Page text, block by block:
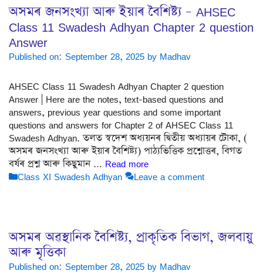
অসমৰ জনসংখ্যা আৰু ইয়াৰ বৈশিষ্ট্য – AHSEC
Class 11 Swadesh Adhyan Chapter 2 question
Answer
Published on: September 28, 2025 by Madhav
AHSEC Class 11 Swadesh Adhyan Chapter 2 question
Answer | Here are the notes, text-based questions and
answers, previous year questions and some important
questions and answers for Chapter 2 of AHSEC Class 11
Swadesh Adhyan. তলত স্বদেশ অধ্যয়নৰ দ্বিতীয় অধ্যায়ৰ টোকা, (
অসমৰ জনসংখ্যা আৰু ইয়াৰ বৈশিষ্ট্য) পাঠ্যভিত্তিক প্ৰশ্নোত্তৰ, বিগত
বৰ্ষৰ প্ৰশ্ন আৰু কিছুমান … Read more
Categories
Class XI Swadesh Adhyan Leave a comment
অসমৰ অৱস্থানিক বৈশিষ্ট্য, প্ৰাকৃতিক বিভাগ, জলবায়ু
আৰু মৃত্তিকা
Published on: September 28, 2025 by Madhav